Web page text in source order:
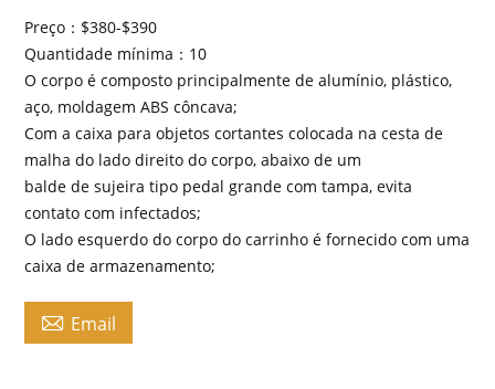
Preço：$380-$390
Quantidade mínima：10
O corpo é composto principalmente de alumínio, plástico,
aço, moldagem ABS côncava;
Com a caixa para objetos cortantes colocada na cesta de
malha do lado direito do corpo, abaixo de um
balde de sujeira tipo pedal grande com tampa, evita
contato com infectados;
O lado esquerdo do corpo do carrinho é fornecido com uma
caixa de armazenamento;
 Email